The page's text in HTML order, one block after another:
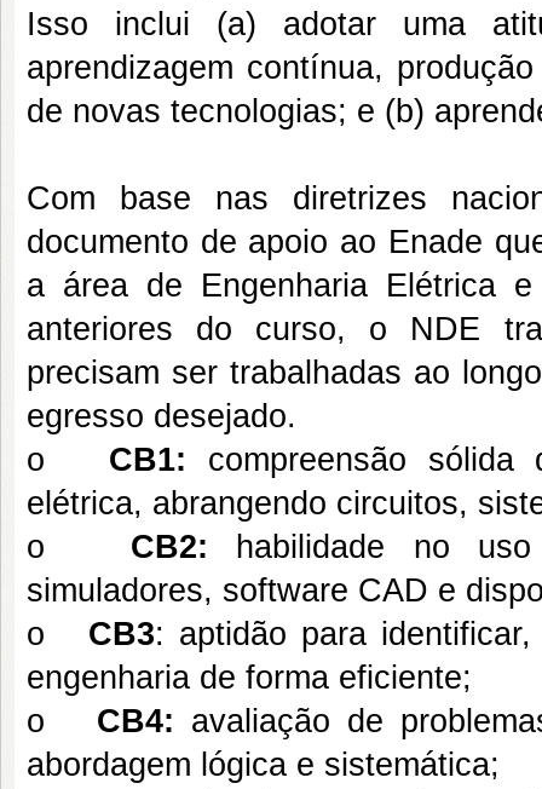
Isso inclui (a) adotar uma
aprendizagem contínua,
de novas tecnologias; e (b)
Com base nas diretrizes
documento de apoio ao Enade
a área de Engenharia Elétrica
anteriores do curso, o NDE
precisam ser trabalhadas ao
egresso desejado.
o CB1: compreensão sólida
elétrica, abrangendo circuitos,
o CB2: habilidade no uso
simuladores, software CAD e
o CB3: aptidão para
engenharia de forma eficiente;
o CB4: avaliação de
abordagem lógica e sistemática;